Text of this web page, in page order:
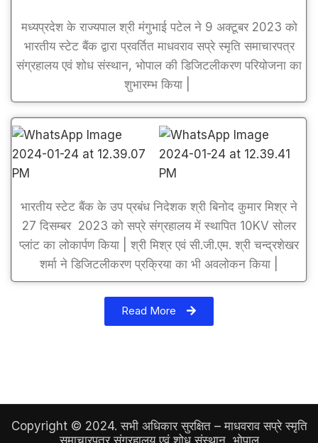
मध्यप्रदेश के राज्यपाल श्री मंगुभाई पटेल ने 9 अक्टूबर 2023 को
भारतीय स्टेट बैंक द्वारा प्रवर्तित माधवराव सप्रे स्मृति समाचारपत्र
संग्रहालय एवं शोध संस्थान, भोपाल की डिजिटलीकरण परियोजना का
शुभारम्भ किया |
भारतीय स्टेट बैंक के उप प्रबंध निदेशक श्री बिनोद कुमार मिश्र ने
27 दिसम्बर 2023 को सप्रे संग्रहालय में स्थापित 10KV सोलर
प्लांट का लोकार्पण किया | श्री मिश्र एवं सी.जी.एम. श्री चन्द्रशेखर
शर्मा ने डिजिटलीकरण प्रक्रिया का भी अवलोकन किया |
Read More
Copyright © 2024. सभी अधिकार सुरक्षित – माधवराव सप्रे स्मृति